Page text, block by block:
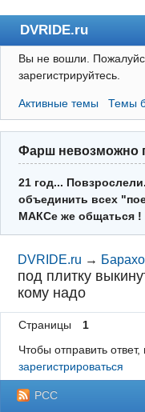
DVRIDE.ru
Форум
Пользователи
Правила
Поиск
Регистрация
Вход
Вы не вошли.
зарегистрируйтесь.
Активные темы Темы
Фарш невозможно
21 год...
объединить всех
МАКСе же общаться !
DVRIDE.ru →
под плитку
кому надо
Страницы
1
Чтобы отправить
зарегистрироваться
РСС